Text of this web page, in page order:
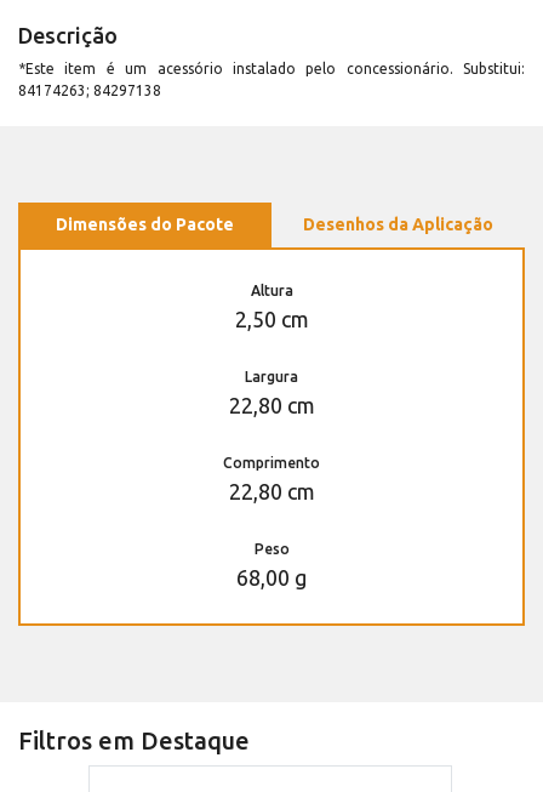
Descrição
*Este item é um acessório instalado pelo concessionário. Substitui:
84174263; 84297138
Dimensões do Pacote Desenhos da Aplicação
Altura
2,50 cm
Largura
22,80 cm
Comprimento
22,80 cm
Peso
68,00 g
Filtros em Destaque